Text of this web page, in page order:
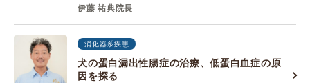
伊藤 祐典院長
消化器系疾患
犬の蛋白漏出性腸症の治療、低蛋白血症の原
因を探る